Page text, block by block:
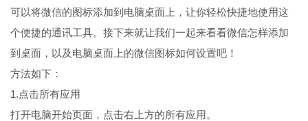
可以将微信的图标添加到电脑桌面上，让你轻松快捷地使用这
个便捷的通讯工具。接下来就让我们一起来看看微信怎样添加
到桌面，以及电脑桌面上的微信图标如何设置吧！
方法如下：
1.点击所有应用
打开电脑开始页面，点击右上方的所有应用。